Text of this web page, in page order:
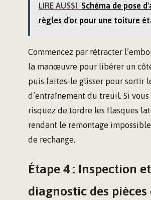
LIRE AUSSI Schéma de pose
règles d'or pour une toiture
Commencez par rétracter
la manœuvre pour libérer un
puis faites-le glisser pour sortir
d’entraînement du treuil. Si vous
risquez de tordre les flasques
rendant le remontage
de rechange.
Étape 4 : Inspection et
diagnostic des pièces